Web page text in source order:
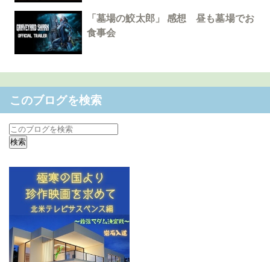
「墓場の鮫太郎」 感想 昼も墓場でお
食事会
このブログを検索